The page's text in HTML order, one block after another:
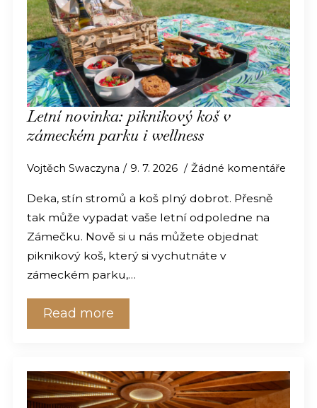
Letní novinka: piknikový koš v
zámeckém parku i wellness
Vojtěch Swaczyna 9. 7. 2026 Žádné komentáře
Deka, stín stromů a koš plný dobrot. Přesně
tak může vypadat vaše letní odpoledne na
Zámečku. Nově si u nás můžete objednat
piknikový koš, který si vychutnáte v
zámeckém parku,…
Read more